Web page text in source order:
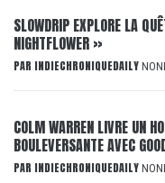
SLOWDRIP EXPLORE LA
NIGHTFLOWER »
PAR INDIECHRONIQUEDAILY
COLM WARREN LIVRE UN
BOULEVERSANTE AVEC
PAR INDIECHRONIQUEDAILY